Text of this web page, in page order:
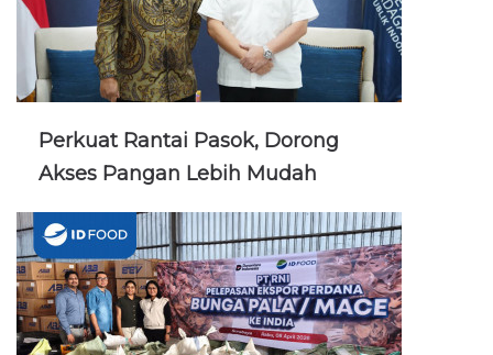
Perkuat Rantai Pasok, Dorong
Akses Pangan Lebih Mudah